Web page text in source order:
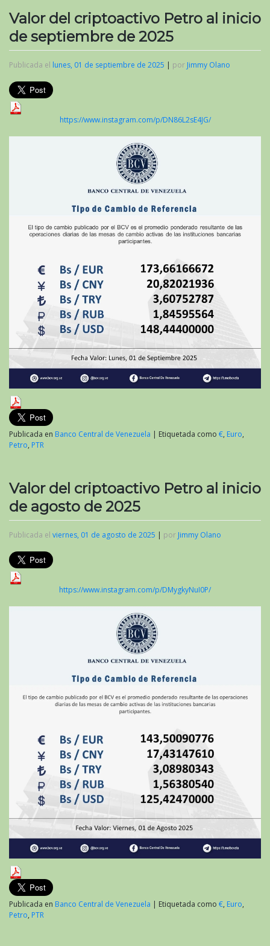
Valor del criptoactivo Petro al inicio
de septiembre de 2025
Publicada el lunes, 01 de septiembre de 2025 | por Jimmy Olano
https://www.instagram.com/p/DN86L2sE4JG/
Publicada en Banco Central de Venezuela | Etiquetada como €, Euro,
Petro, PTR
Valor del criptoactivo Petro al inicio
de agosto de 2025
Publicada el viernes, 01 de agosto de 2025 | por Jimmy Olano
https://www.instagram.com/p/DMygkyNuI0P/
Publicada en Banco Central de Venezuela | Etiquetada como €, Euro,
Petro, PTR